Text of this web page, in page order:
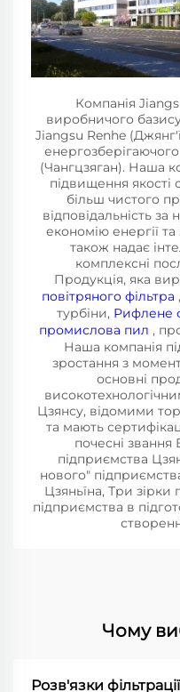
Компанія
виробничого
Jiangsu Renhe
(Чангцзяган). Наша
підвищення
більш чистого
відповідальність
економію енергії
також надає
комплексні
Продукція, яка
повітряного фільтра
турбіни, Рифлене
промислова пил ,
Наша компанія
зростання з
основні
Цзянсу, відомими
та мають
почесні звання
підприємства
нового"
Цзяньїна, Три
підприємства в
Чому
Розв'язки